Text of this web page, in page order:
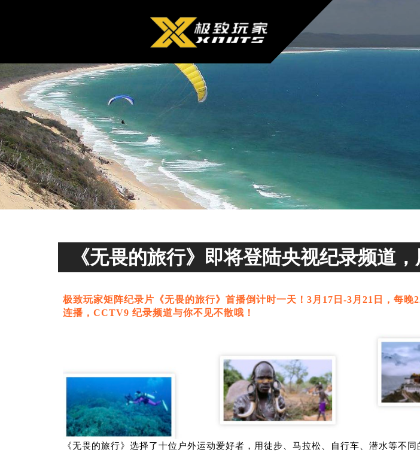
《无畏的旅行》即将登陆央视纪录频道
极致玩家矩阵纪录片《无畏的旅行》首播倒计时一天！ 3月17日-3月21日，每晚
连播， CCTV9 纪录频道与你不见不散哦！
《无畏的旅行》选择了十位户外运动爱好者，用徒步、马拉松、自行车、潜水等不